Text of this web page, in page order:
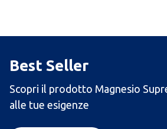
Best Seller
Scopri il prodotto Magnesio
alle tue esigenze